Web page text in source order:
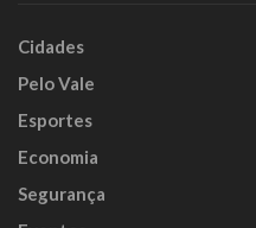
Cidades
Pelo Vale
Esportes
Economia
Segurança